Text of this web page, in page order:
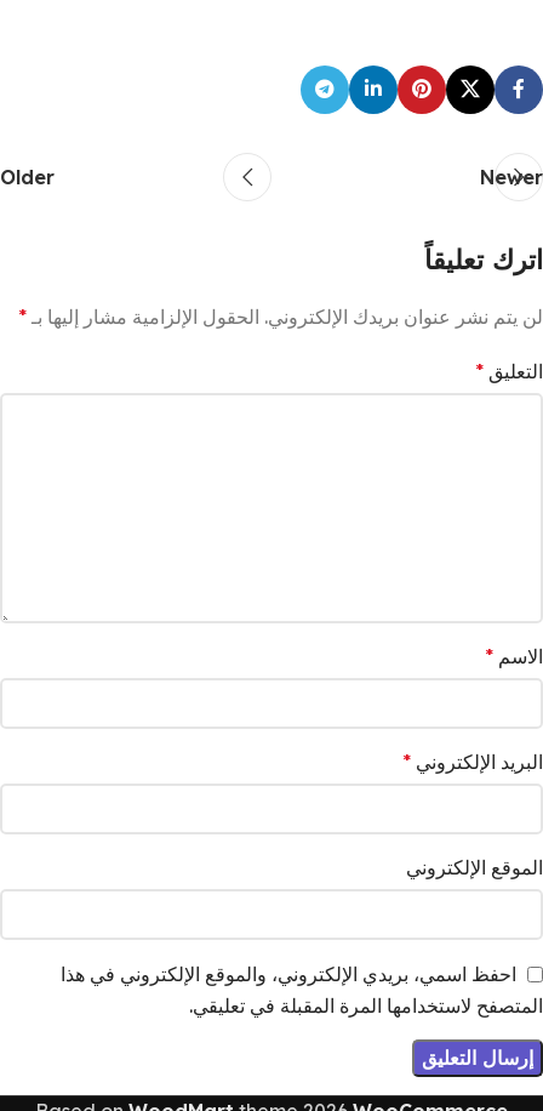
Newer
Older
اترك تعليقاً
لن يتم نشر عنوان بريدك الإلكتروني. الحقول الإلزامية مشار إليها بـ *
التعليق *
الاسم *
البريد الإلكتروني *
الموقع الإلكتروني
احفظ اسمي، بريدي الإلكتروني، والموقع الإلكتروني في هذا
المتصفح لاستخدامها المرة المقبلة في تعليقي.